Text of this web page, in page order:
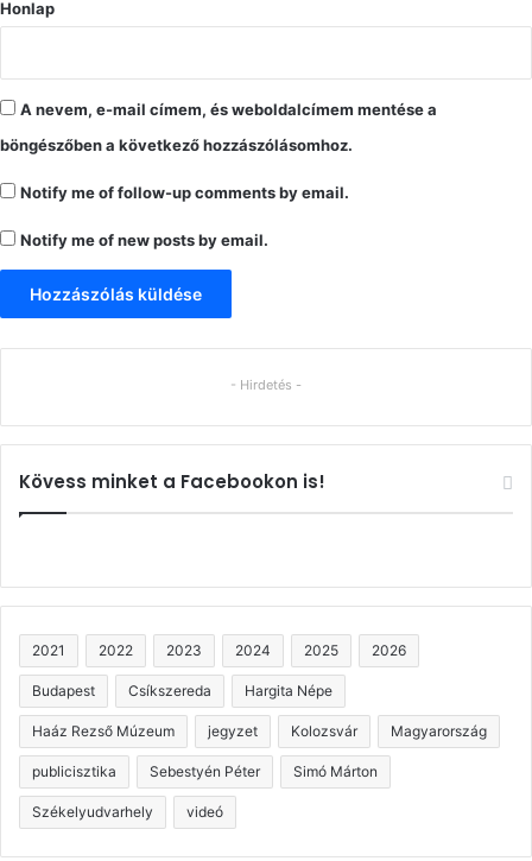
Honlap
A nevem, e-mail címem, és weboldalcímem mentése a
böngészőben a következő hozzászólásomhoz.
Notify me of follow-up comments by email.
Notify me of new posts by email.
- Hirdetés -
Kövess minket a Facebookon is!
2021 2022 2023 2024 2025 2026
Budapest Csíkszereda Hargita Népe
Haáz Rezső Múzeum jegyzet Kolozsvár Magyarország
publicisztika Sebestyén Péter Simó Márton
Székelyudvarhely videó